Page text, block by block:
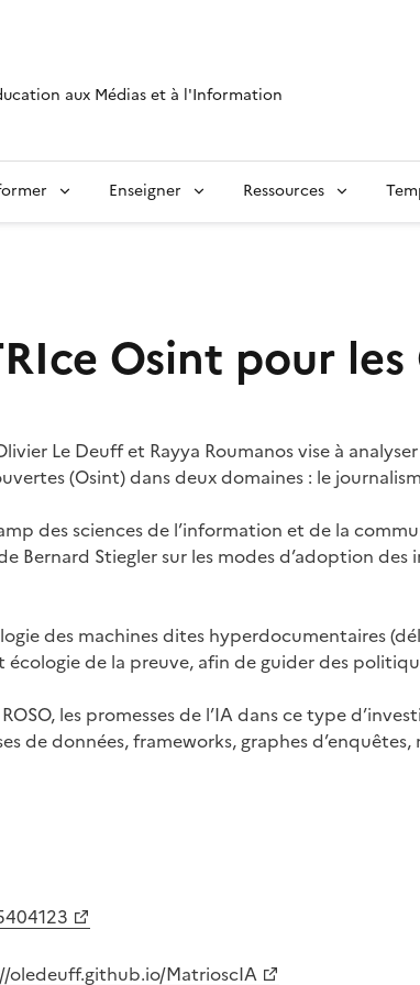
aux Médias et à l'Information
Enseigner Ressources
Osint pour
Le Deuff et Rayya Roumanos vise à
(Osint) dans deux domaines : le
des sciences de l’information et de la
Bernard Stiegler sur les modes d’adoption
des machines dites hyperdocumentaires
de la preuve, afin de guider des
les promesses de l’IA dans ce type
de données, frameworks, graphes
oledeuff.github.io/MatrioscIA